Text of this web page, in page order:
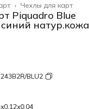
Чехлы для карт
›
Piquadro Blue
натур.кожа
BLU2
с отделением для монет
Piquadro,
кожа синего
для монет на
BLU2